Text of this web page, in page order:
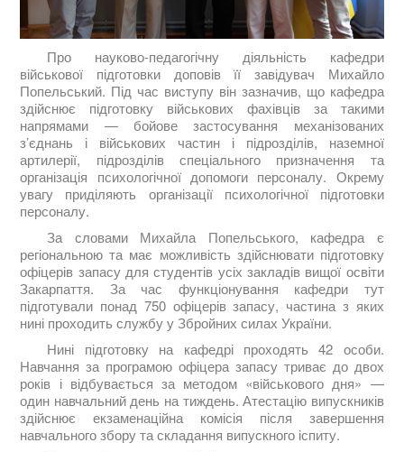
Про науково-педагогічну діяльність кафедри
військової підготовки доповів її завідувач Михайло
Попельський. Під час виступу він зазначив, що кафедра
здійснює підготовку військових фахівців за такими
напрямами — бойове застосування механізованих
з’єднань і військових частин і підрозділів, наземної
артилерії, підрозділів спеціального призначення та
організація психологічної допомоги персоналу. Окрему
увагу приділяють організації психологічної підготовки
персоналу.
За словами Михайла Попельського, кафедра є
регіональною та має можливість здійснювати підготовку
офіцерів запасу для студентів усіх закладів вищої освіти
Закарпаття. За час функціонування кафедри тут
підготували понад 750 офіцерів запасу, частина з яких
нині проходить службу у Збройних силах України.
Нині підготовку на кафедрі проходять 42 особи.
Навчання за програмою офіцера запасу триває до двох
років і відбувається за методом «військового дня» —
один навчальний день на тиждень. Атестацію випускників
здійснює екзаменаційна комісія після завершення
навчального збору та складання випускного іспиту.